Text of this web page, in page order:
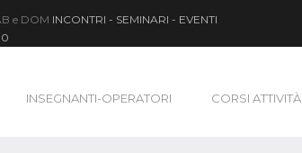
e DOM INCONTRI - SEMINARI - EVENTI
INSEGNANTI-OPERATORI CORSI ATTIVITÀ